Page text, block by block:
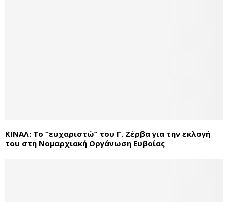
ΚΙΝΑΛ: To “ευχαριστώ” του Γ. Ζέρβα για την εκλογή
του στη Νομαρχιακή Οργάνωση Ευβοίας